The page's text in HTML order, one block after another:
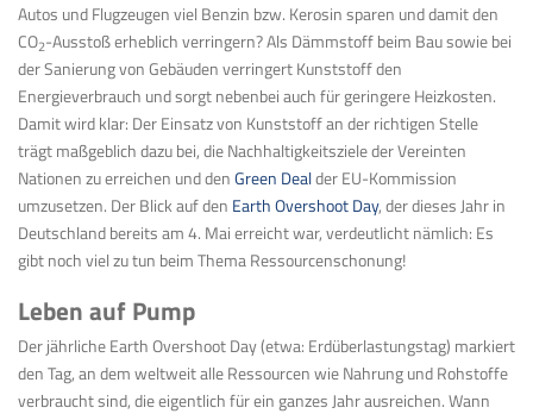
Autos und Flugzeugen viel Benzin bzw. Kerosin sparen und damit den
CO2-Ausstoß erheblich verringern? Als Dämmstoff beim Bau sowie bei
der Sanierung von Gebäuden verringert Kunststoff den
Energieverbrauch und sorgt nebenbei auch für geringere Heizkosten.
Damit wird klar: Der Einsatz von Kunststoff an der richtigen Stelle
trägt maßgeblich dazu bei, die Nachhaltigkeitsziele der Vereinten
Nationen zu erreichen und denGreen Dealder EU-Kommission
umzusetzen. Der Blick auf den Earth Overshoot Day, der dieses Jahr in
Deutschland bereits am 4. Mai erreicht war, verdeutlicht nämlich: Es
gibt noch viel zu tun beim Thema Ressourcenschonung!
Leben auf Pump
Der jährliche Earth Overshoot Day (etwa: Erdüberlastungstag) markiert
den Tag, an dem weltweit alle Ressourcen wie Nahrung und Rohstoffe
verbraucht sind, die eigentlich für ein ganzes Jahr ausreichen. Wann